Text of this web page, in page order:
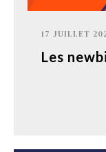
17 JUILLET
Les